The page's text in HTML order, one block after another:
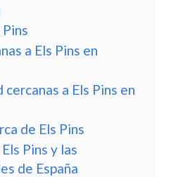
a Els Pins en
a Els Pins en
de Els Pins
Pins y las
de España